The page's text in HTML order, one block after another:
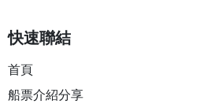
快速聯結
首頁
船票介紹分享